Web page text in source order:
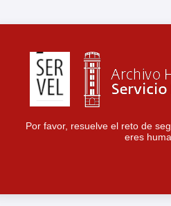
Por favor, resuelve el reto de
eres